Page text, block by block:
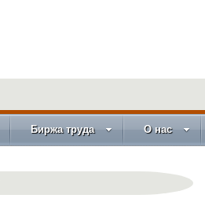
Биржа труда О нас